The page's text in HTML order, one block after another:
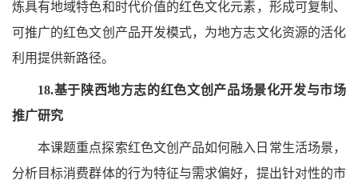
炼具有地域特色和时代价值的红色文化元素，形成可复制、
可推广的红色文创产品开发模式，为地方志文化资源的活化
利用提供新路径。
18.基于陕西地方志的红色文创产品场景化开发与市场
推广研究
本课题重点探索红色文创产品如何融入日常生活场景，
分析目标消费群体的行为特征与需求偏好，提出针对性的市